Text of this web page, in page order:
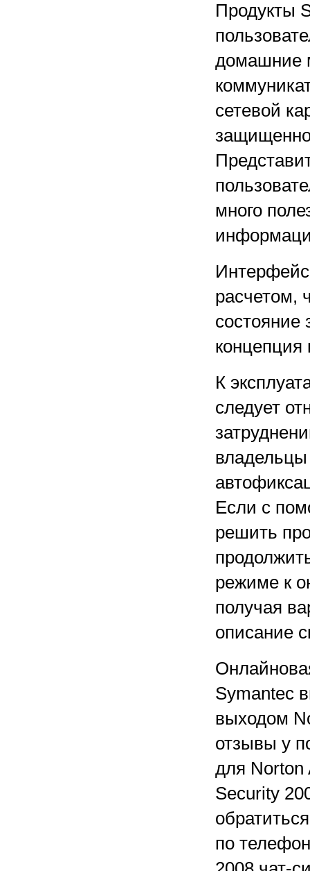
Продукты
домашние
сетевой
много
расчетом,
К
следует
владельцы
Если с
решить
режиме к
получая
описание
Symantec
выходом
отзывы у
для Norton
Security
по